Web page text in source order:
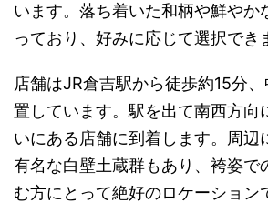
います。落ち着いた和柄や鮮やか
っており、好みに応じて選択でき
店舗はJR倉吉駅から徒歩約15分
置しています。駅を出て南西方向
いにある店舗に到着します。周辺
有名な白壁土蔵群もあり、袴姿で
む方にとって絶好のロケーション